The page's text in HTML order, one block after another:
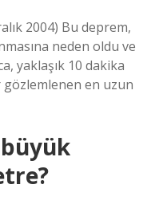
2004) Bu deprem,
neden oldu ve
yaklaşık 10 dakika
en uzun